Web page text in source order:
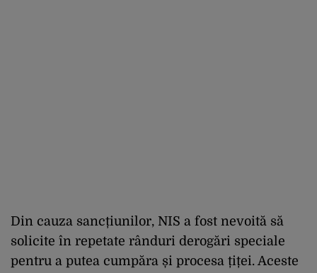
Din cauza sancțiunilor, NIS a fost nevoită să
solicite în repetate rânduri derogări speciale
pentru a putea cumpăra și procesa țiței. Aceste